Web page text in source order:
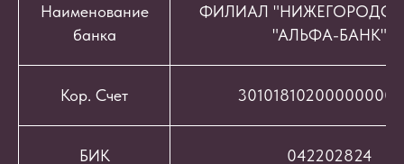
Наименование
банка
ФИЛИАЛ
"АЛЬФА-БАНК"
Кор. Счет
БИК 042202824